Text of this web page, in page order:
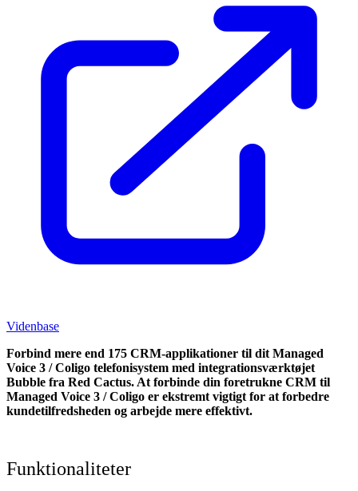
Videnbase
Forbind mere end 175 CRM-applikationer til dit Managed
Voice 3 / Coligo telefonisystem med integrationsværktøjet
Bubble fra Red Cactus. At forbinde din foretrukne CRM til
Managed Voice 3 / Coligo er ekstremt vigtigt for at forbedre
kundetilfredsheden og arbejde mere effektivt.
Funktionaliteter